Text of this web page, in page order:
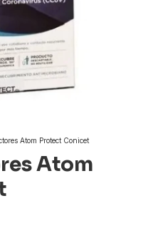
Atom Protect Conicet
Atom